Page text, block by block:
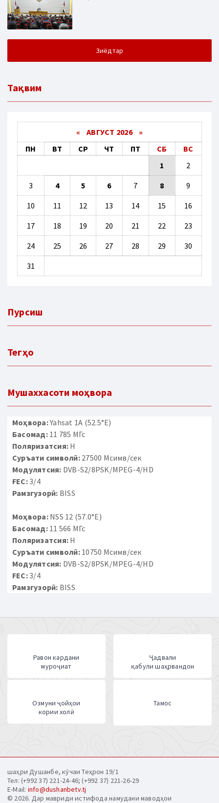
Зиёдтар
Тақвим
« АВГУСТ 2026 »
ПН
ВТ СР ЧТ ПТ СБ
ВС
1
2
3 4 5 6 7 8 9
10 11 12 13 14 15 16
17 18 19 20 21 22 23
24 25 26 27 28 29 30
31
Пурсиш
Тегҳо
Мушаххасоти моҳвора
Моҳвора:Yahsat 1A (52.5°E)
Басомад:11 785 МГс
Поляризатсия: H
Суръати символӣ:27500 Мсимв/сек
Модулятсия: DVB-S2/8PSK/MPEG-4/HD
FEC:3/4
Рамзгузорӣ: BISS
Моҳвора:NSS 12 (57.0°E)
Басомад:11 566 МГс
Поляризатсия: H
Суръати символӣ:10750 Мсимв/сек
Модулятсия: DVB-S2/8PSK/MPEG-4/HD
FEC:3/4
Рамзгузорӣ: BISS
Равон кардани
муроҷиат
Ҷадвали
қабули шаҳрвандон
Озмуни ҷойҳои
кории холӣ
Тамос
шаҳри Душанбе, кӯчаи Теҳрон 19/1
Тел: (+992 37) 221-24-46; (+992 37) 221-26-29
E-Mail: info@dushanbetv.tj
© 2026. Дар мавриди истифода намудани маводҳои